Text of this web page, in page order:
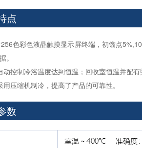
点
色彩色液晶触摸显示屏终端，初馏点
。
动控制冷浴温度达到恒温；回收室恒温并配
用压缩机制冷，提高了产品的可靠性。
数